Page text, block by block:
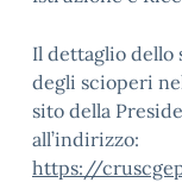
Il dettaglio dello
degli scioperi
sito della
all’indirizzo:
https://